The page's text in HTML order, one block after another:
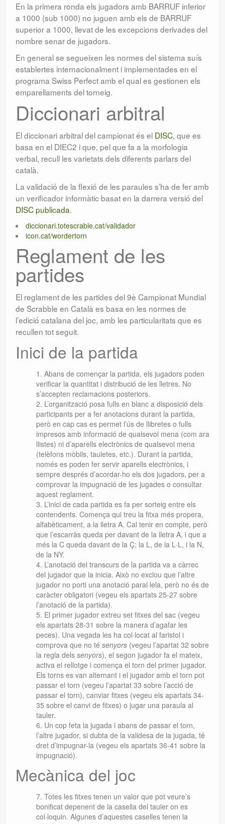
En la primera ronda els jugadors amb BARRUF inferior
a 1000 (sub 1000) no juguen amb els de BARRUF
superior a 1000, llevat de les excepcions derivades del
nombre senar de jugadors.
En general se segueixen les normes del sistema suís
establertes internacionalment i implementades en el
programa Swiss Perfect amb el qual es gestionen els
emparellaments del torneig.
Diccionari arbitral
El diccionari arbitral del campionat és el DISC, que es
basa en el DIEC2 i que, pel que fa a la morfologia
verbal, recull les varietats dels diferents parlars del
català.
La validació de la flexió de les paraules s’ha de fer amb
un verificador informàtic basat en la darrera versió del
DISC publicada.
diccionari.totescrable.cat/validador
icon.cat/wordertorn
Reglament de les
partides
El reglament de les partides del 9è Campionat Mundial
de Scrabble en Català es basa en les normes de
l’edició catalana del joc, amb les particularitats que es
recullen tot seguit.
Inici de la partida
Abans de començar la partida, els jugadors poden
verificar la quantitat i distribució de les lletres. No
s’accepten reclamacions posteriors.
L’organització posa fulls en blanc a disposició dels
participants per a fer anotacions durant la partida,
però en cap cas es permet l’ús de llibretes o fulls
impresos amb informació de qualsevol mena (com ara
llistes) ni d’aparells electrònics de qualsevol mena
(telèfons mòbils, tauletes, etc.). Durant la partida,
només es poden fer servir aparells electrònics, i
sempre després d’acordar-ho els dos jugadors, per a
comprovar la impugnació de les jugades o consultar
aquest reglament.
L’inici de cada partida es fa per sorteig entre els
contendents. Comença qui treu la fitxa més propera,
alfabèticament, a la lletra A. Cal tenir en compte, però
que l’escarràs queda per davant de la lletra A, i que a
més la C queda davant de la Ç; la L, de la L·L, i la N,
de la NY.
L’anotació del transcurs de la partida va a càrrec
del jugador que la inicia. Això no exclou que l’altre
jugador no porti una anotació paral·lela, però no és de
caràcter obligatori (vegeu els apartats 25-27 sobre
l’anotació de la partida).
El primer jugador extreu set fitxes del sac (vegeu
els apartats 28-31 sobre la manera d’agafar les
peces). Una vegada les ha col·locat al faristol i
comprova que no té senyors(vegeu l’apartat 32 sobre
la regla dels senyors), el segon jugador fa el mateix,
activa el rellotge i comença el torn del primer jugador.
Els torns es van alternant i el jugador amb el torn pot
passar el torn (vegeu l’apartat 33 sobre l’acció de
passar el torn), canviar fitxes (vegeu els apartats 34-
35 sobre el canvi de fitxes) o jugar una paraula al
tauler.
Un cop feta la jugada i abans de passar el torn,
l’altre jugador, si dubta de la validesa de la jugada, té
dret d’impugnar-la (vegeu els apartats 36-41 sobre la
impugnació).
Mecànica del joc
Totes les fitxes tenen un valor que pot veure’s
bonificat depenent de la casella del tauler on es
col·loquin. Algunes d’aquestes caselles tenen la